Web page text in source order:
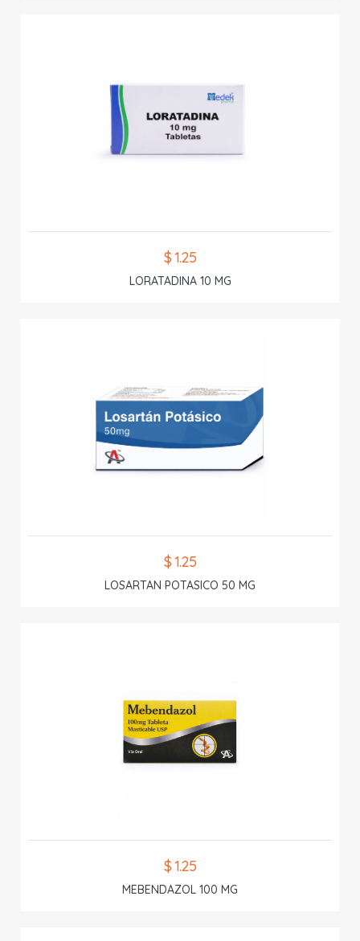
$ 1.25
LORATADINA 10 MG
$ 1.25
LOSARTAN POTASICO 50 MG
$ 1.25
MEBENDAZOL 100 MG